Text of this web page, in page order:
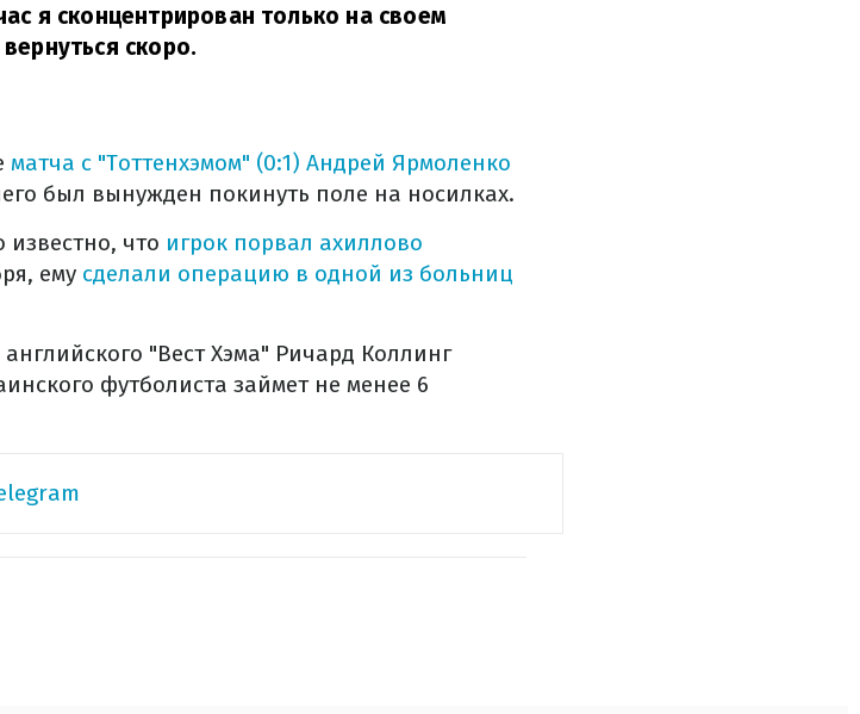
я сконцентрирован только на своем
скоро.
матча с "Тоттенхэмом" (0:1) Андрей Ярмоленко
был вынужден покинуть поле на носилках.
известно, что игрок порвал ахиллово
ему сделали операцию в одной из больниц
"Вест Хэма" Ричард Коллинг
футболиста займет не менее 6